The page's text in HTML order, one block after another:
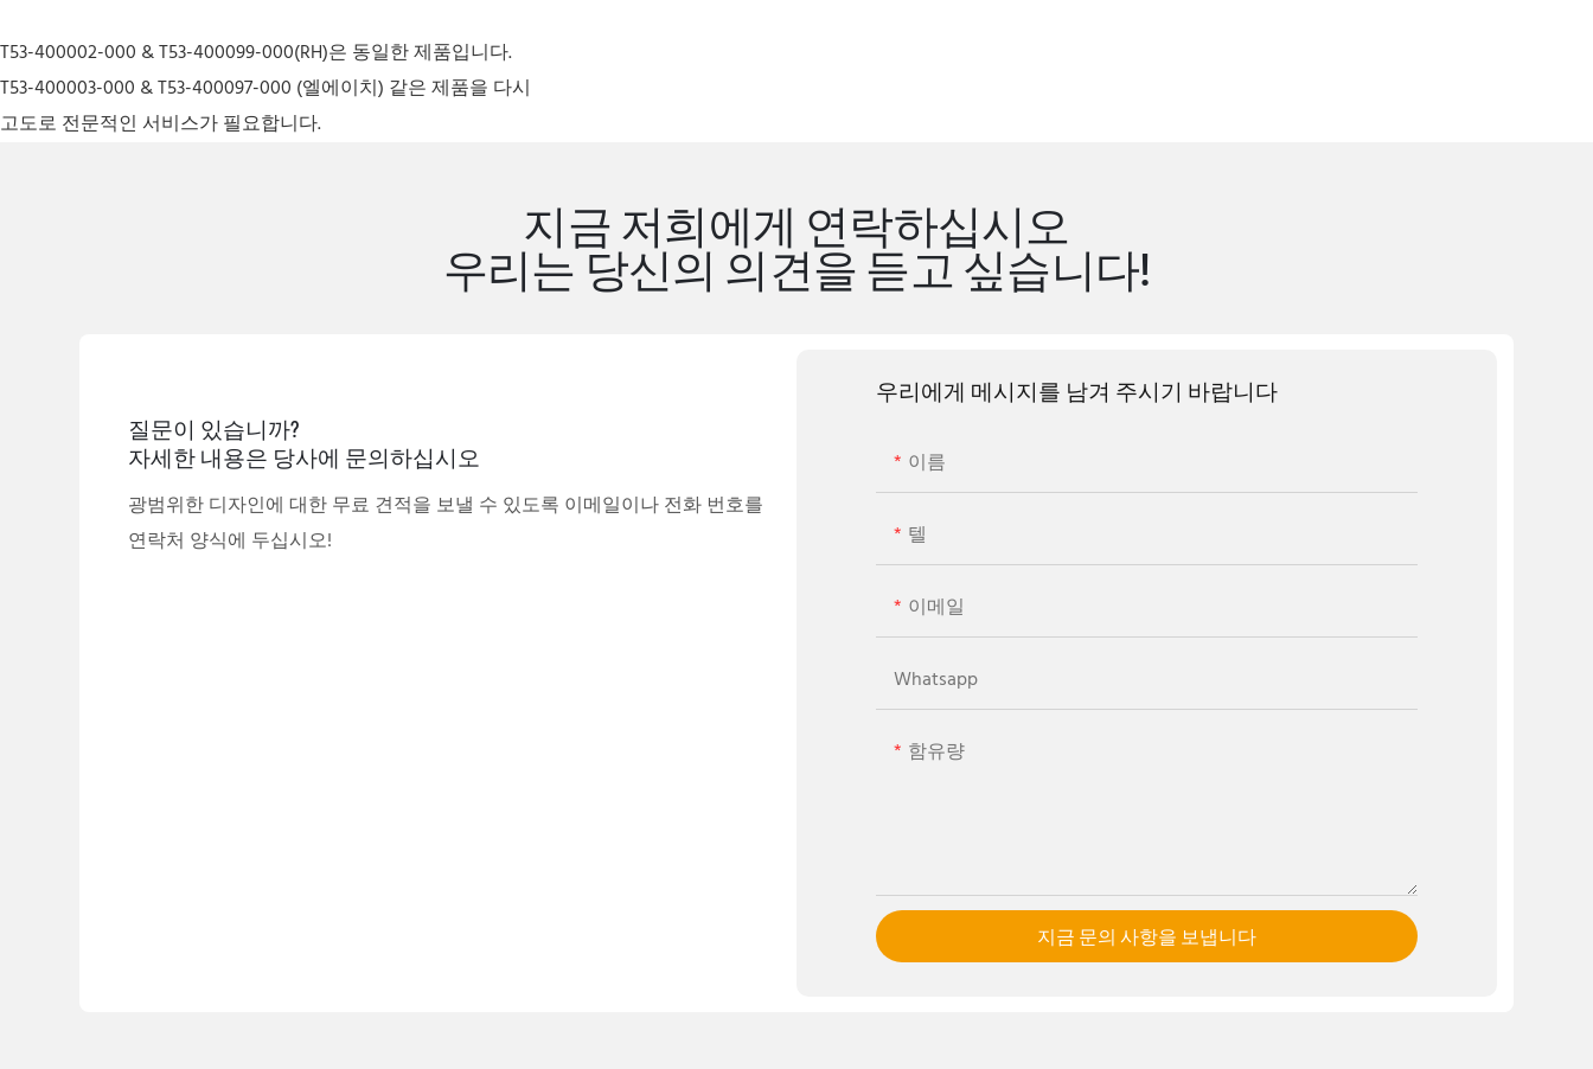
T53-400002-000 & T53-400099-000(RH)은 동일한 제품입니다.
T53-400003-000 & T53-400097-000 (엘에이치) 같은 제품을 다시
고도로 전문적인 서비스가 필요합니다.
지금 저희에게 연락하십시오
우리는 당신의 의견을 듣고 싶습니다!
질문이 있습니까?
자세한 내용은 당사에 문의하십시오
광범위한 디자인에 대한 무료 견적을 보낼 수 있도록 이메일이나 전화 번호를
연락처 양식에 두십시오!
우리에게 메시지를 남겨 주시기 바랍니다
이름
텔
이메일
Whatsapp
함유량
지금 문의 사항을 보냅니다